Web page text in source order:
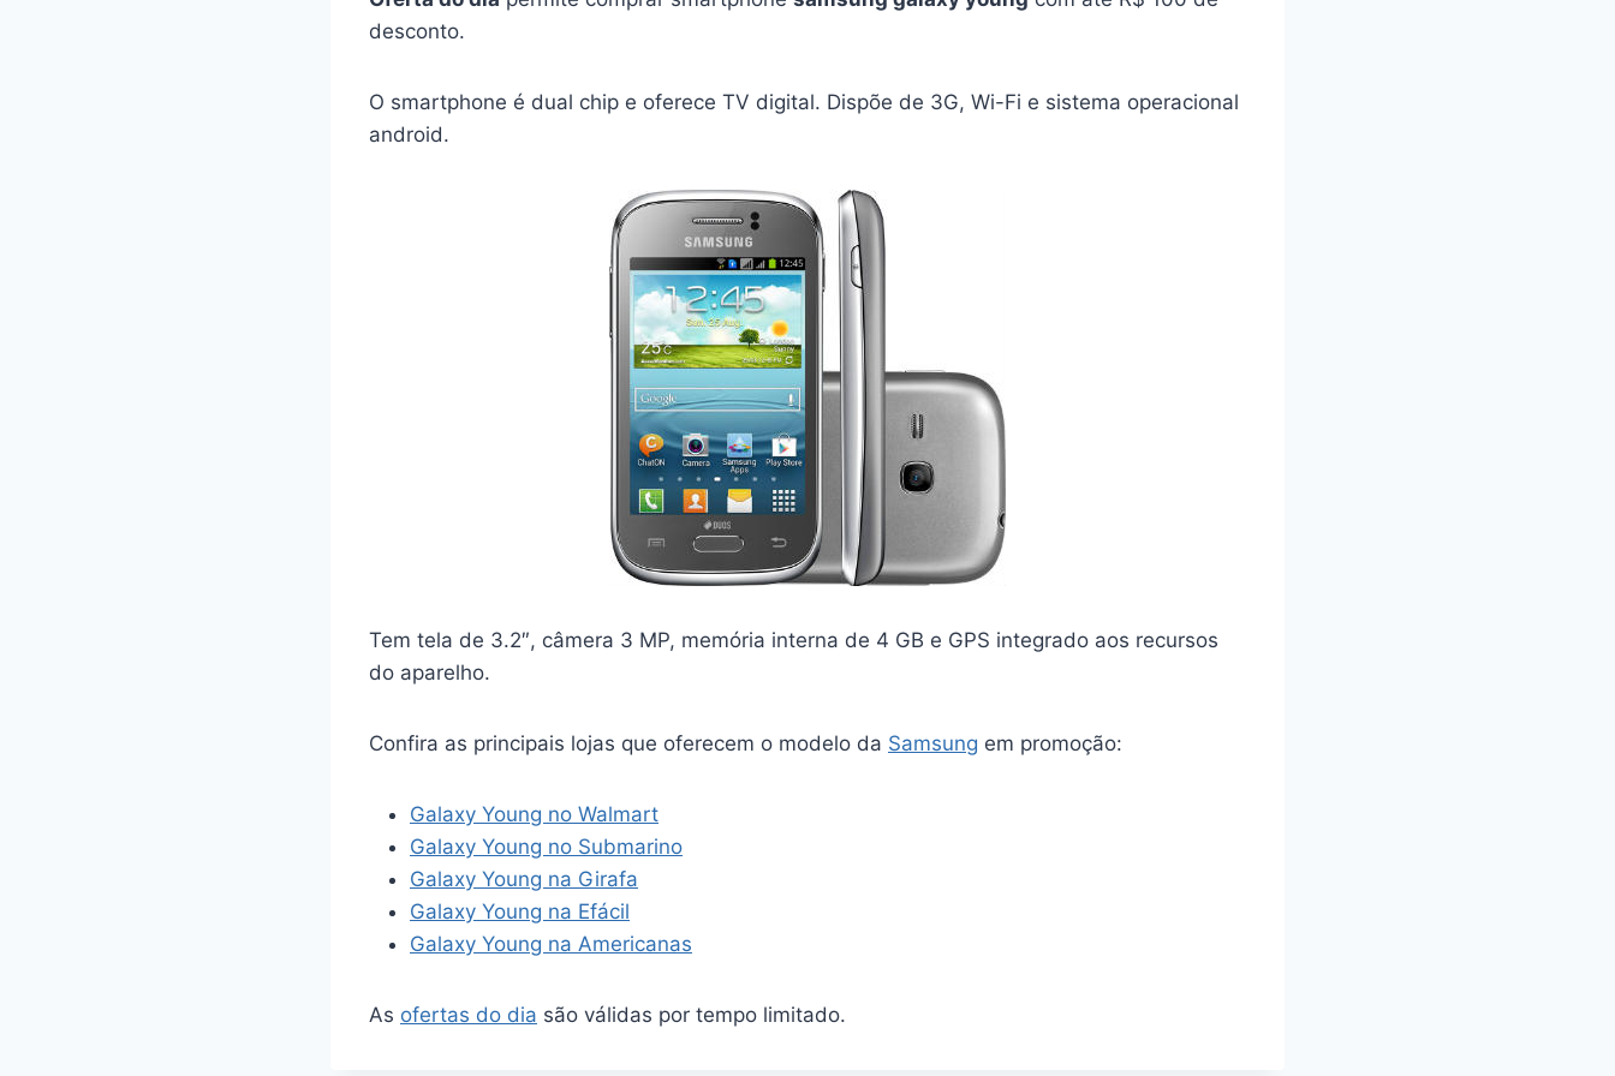
desconto.
O smartphone é dual chip e oferece TV digital. Dispõe de 3G, Wi-Fi e sistema operacional
android.
Tem tela de 3.2″, câmera 3 MP, memória interna de 4 GB e GPS integrado aos recursos
do aparelho.
Confira as principais lojas que oferecem o modelo da Samsung em promoção:
Galaxy Young no Walmart
Galaxy Young no Submarino
Galaxy Young na Girafa
Galaxy Young na Efácil
Galaxy Young na Americanas
As ofertas do dia são válidas por tempo limitado.